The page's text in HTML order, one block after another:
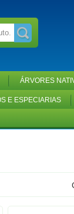
ÁRVORES
E ESPECIARIAS